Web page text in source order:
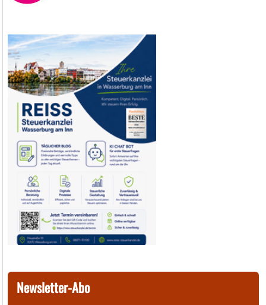
Newsletter-Abo